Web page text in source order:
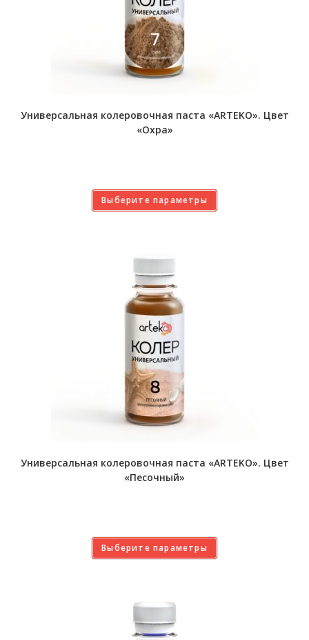
Универсальная колеровочная паста «ARTEKO». Цвет
«Охра»
Выберите параметры
Универсальная колеровочная паста «ARTEKO». Цвет
«Песочный»
Выберите параметры